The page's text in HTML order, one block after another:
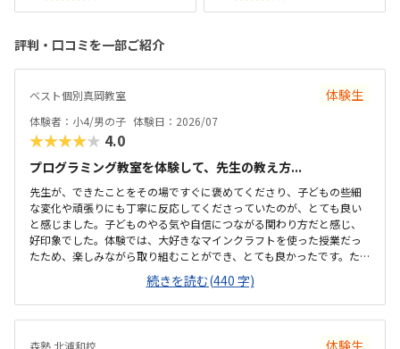
評判・口コミを一部ご紹介
ベスト個別真岡教室 体験生
体験者：小4/男の子 体験日：2026/07
★★★★★ 4.0
プログラミング教室を体験して、先生の教え方...
先生が、できたことをその場ですぐに褒めてくださり、子どもの些細
な変化や頑張りにも丁寧に反応してくださっていたのが、とても良い
と感じました。子どものやる気や自信につながる関わり方だと感じ、
好印象でした。体験では、大好きなマインクラフトを使った授業だっ
たため、楽しみながら取り組むことができ、とても良かったです。た
だ、今後もずっとマインクラフトを使った内容ではないと伺ったの
で、その後も興味を持って取り組めるかどうかは少し気になる点でし
た。教室は自宅から15分ほどの距離にあり、通いやすいと感じまし
た。また、駐車場もあるため、送り迎えもしやすく、安心して通わせ
続きを読む(440 字)
森塾 北浦和校 体験生